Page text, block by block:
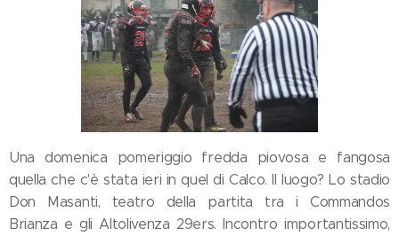
Una domenica pomeriggio fredda piovosa e fangosa
quella che c'è stata ieri in quel di Calco. Il luogo? Lo stadio
Don Masanti, teatro della partita tra i Commandos
Brianza e gli Altolivenza 29ers. Incontro importantissimo,